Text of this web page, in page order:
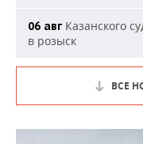
06 авг Казанского
в розыск
ВСЕ